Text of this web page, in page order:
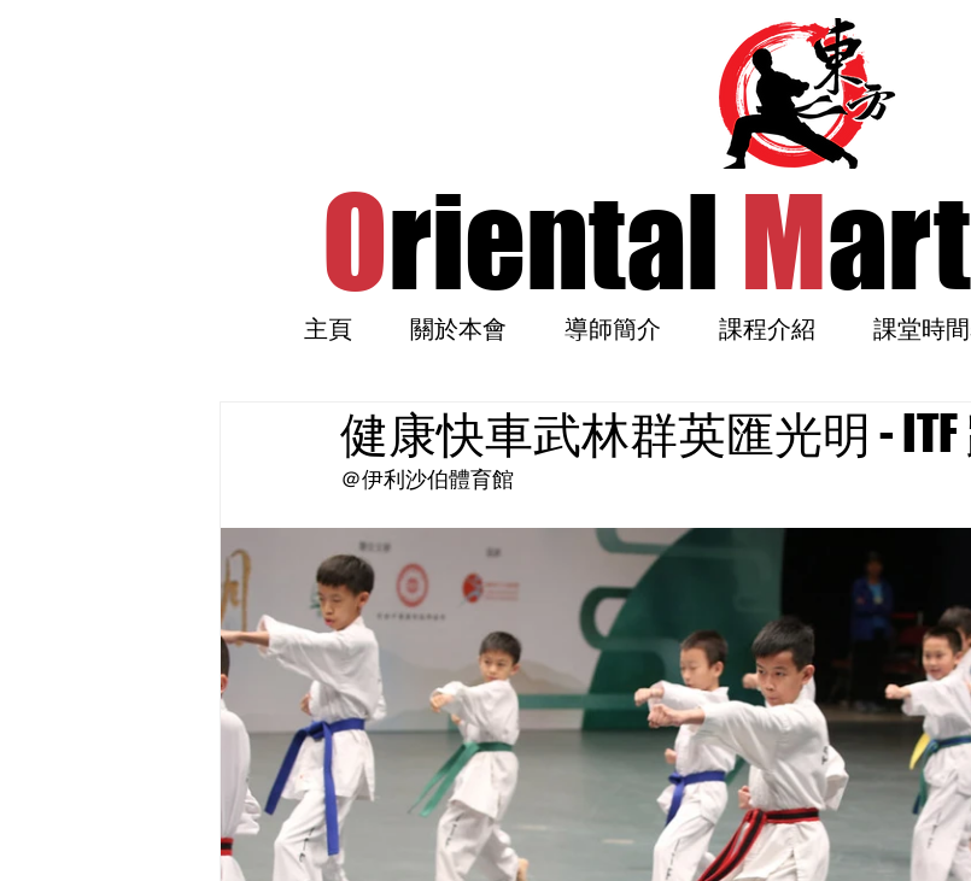
Oriental M
主頁 關於本會 導師簡介 課程介紹 課堂時
健康快車武林群英匯光明 - ITF
＠伊利沙伯體育館